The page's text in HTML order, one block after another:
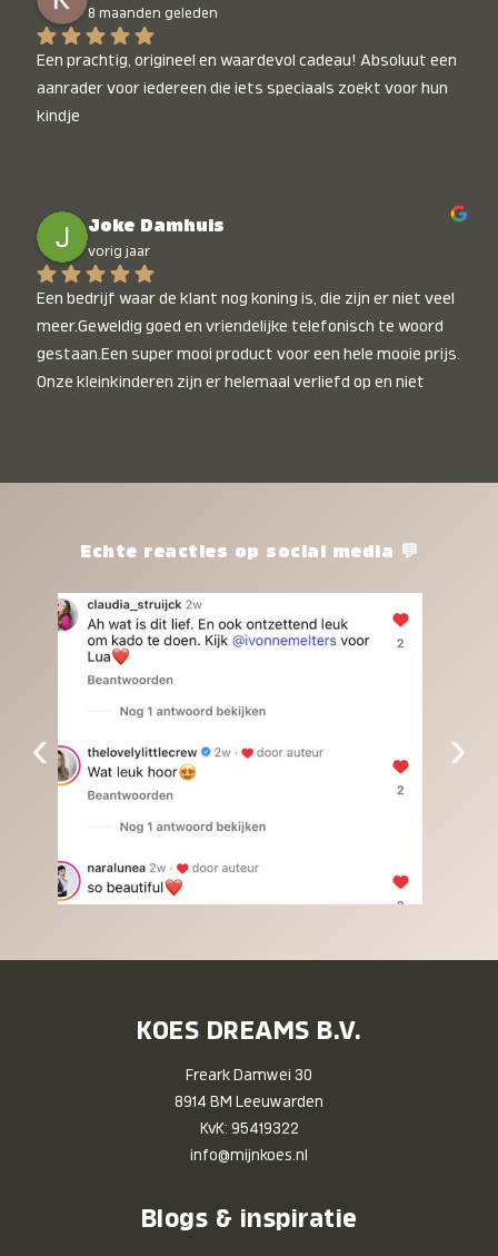
8 maanden geleden
Een prachtig, origineel en waardevol cadeau! Absoluut een
aanrader voor iedereen die iets speciaals zoekt voor hun
kindje
Joke Damhuis
vorig jaar
Een bedrijf waar de klant nog koning is, die zijn er niet veel
meer.Geweldig goed en vriendelijke telefonisch te woord
gestaan.Een super mooi product voor een hele mooie prijs.
Onze kleinkinderen zijn er helemaal verliefd op en niet
het waard.Echte reacties op social media 💬
‹ ›
KOES DREAMS B.V.
Freark Damwei 30
8914 BM Leeuwarden
KvK: 95419322
info@mijnkoes.nl
Blogs & inspiratie